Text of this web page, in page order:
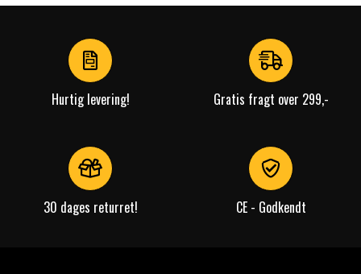
1
Hurtig levering! Gratis fragt over 299,-
30 dages returret! CE - Godkendt